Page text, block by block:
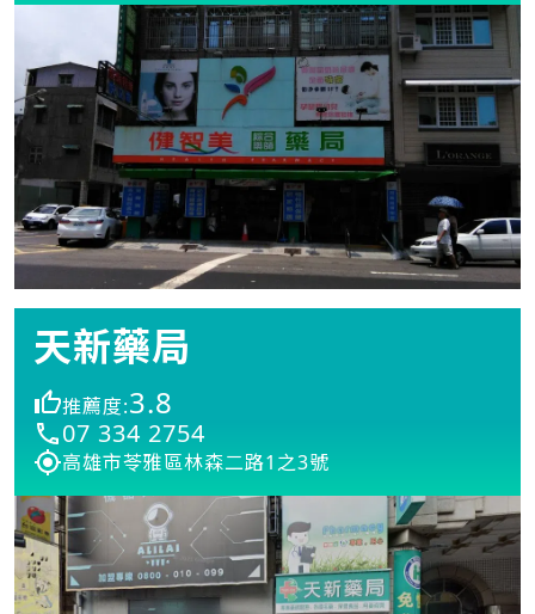
天新藥局
推薦度:3.8
07 334 2754
高雄市苓雅區林森二路1之3號